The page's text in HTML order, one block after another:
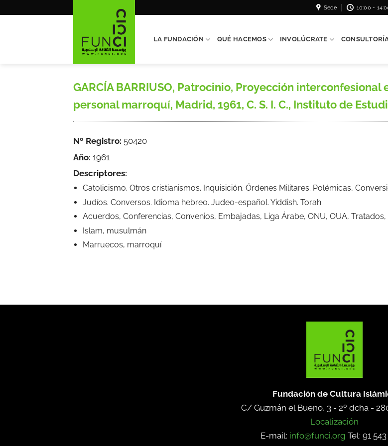
Sede 10:00 -
LA FUNDACIÓN QUÉ HACEMOS INVOLÚCRATE
GARCÍA BARRIUSO, Patrocinio, Proyección
personal marroquí, Madrid, 1961, C. S. I. C., Instituto de
Nº Registro: 50420
Año: 1961
Descriptores:
Catolicismo. Otros cristianismos. Inquisición. Órdenes Militares. Polémicas,
Judíos. Conversos. Idioma hebreo. Judeo-español. Yiddish. Torah
Acuerdos, Conferencias, Convenios, Embajadas, Liga Árabe, ONU, OUA, Tratados,
Islam, musulmán
Marruecos, marroquí
Fundación de Cultura
C/ Guzmán el Bueno, 3 - 2º dcha -
Localización
E-mail: info@funci.org Tel: 91